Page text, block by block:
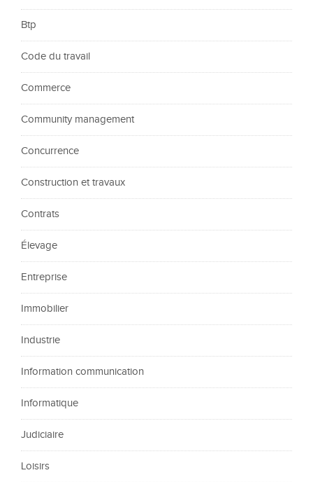
Btp
Code du travail
Commerce
Community management
Concurrence
Construction et travaux
Contrats
Élevage
Entreprise
Immobilier
Industrie
Information communication
Informatique
Judiciaire
Loisirs